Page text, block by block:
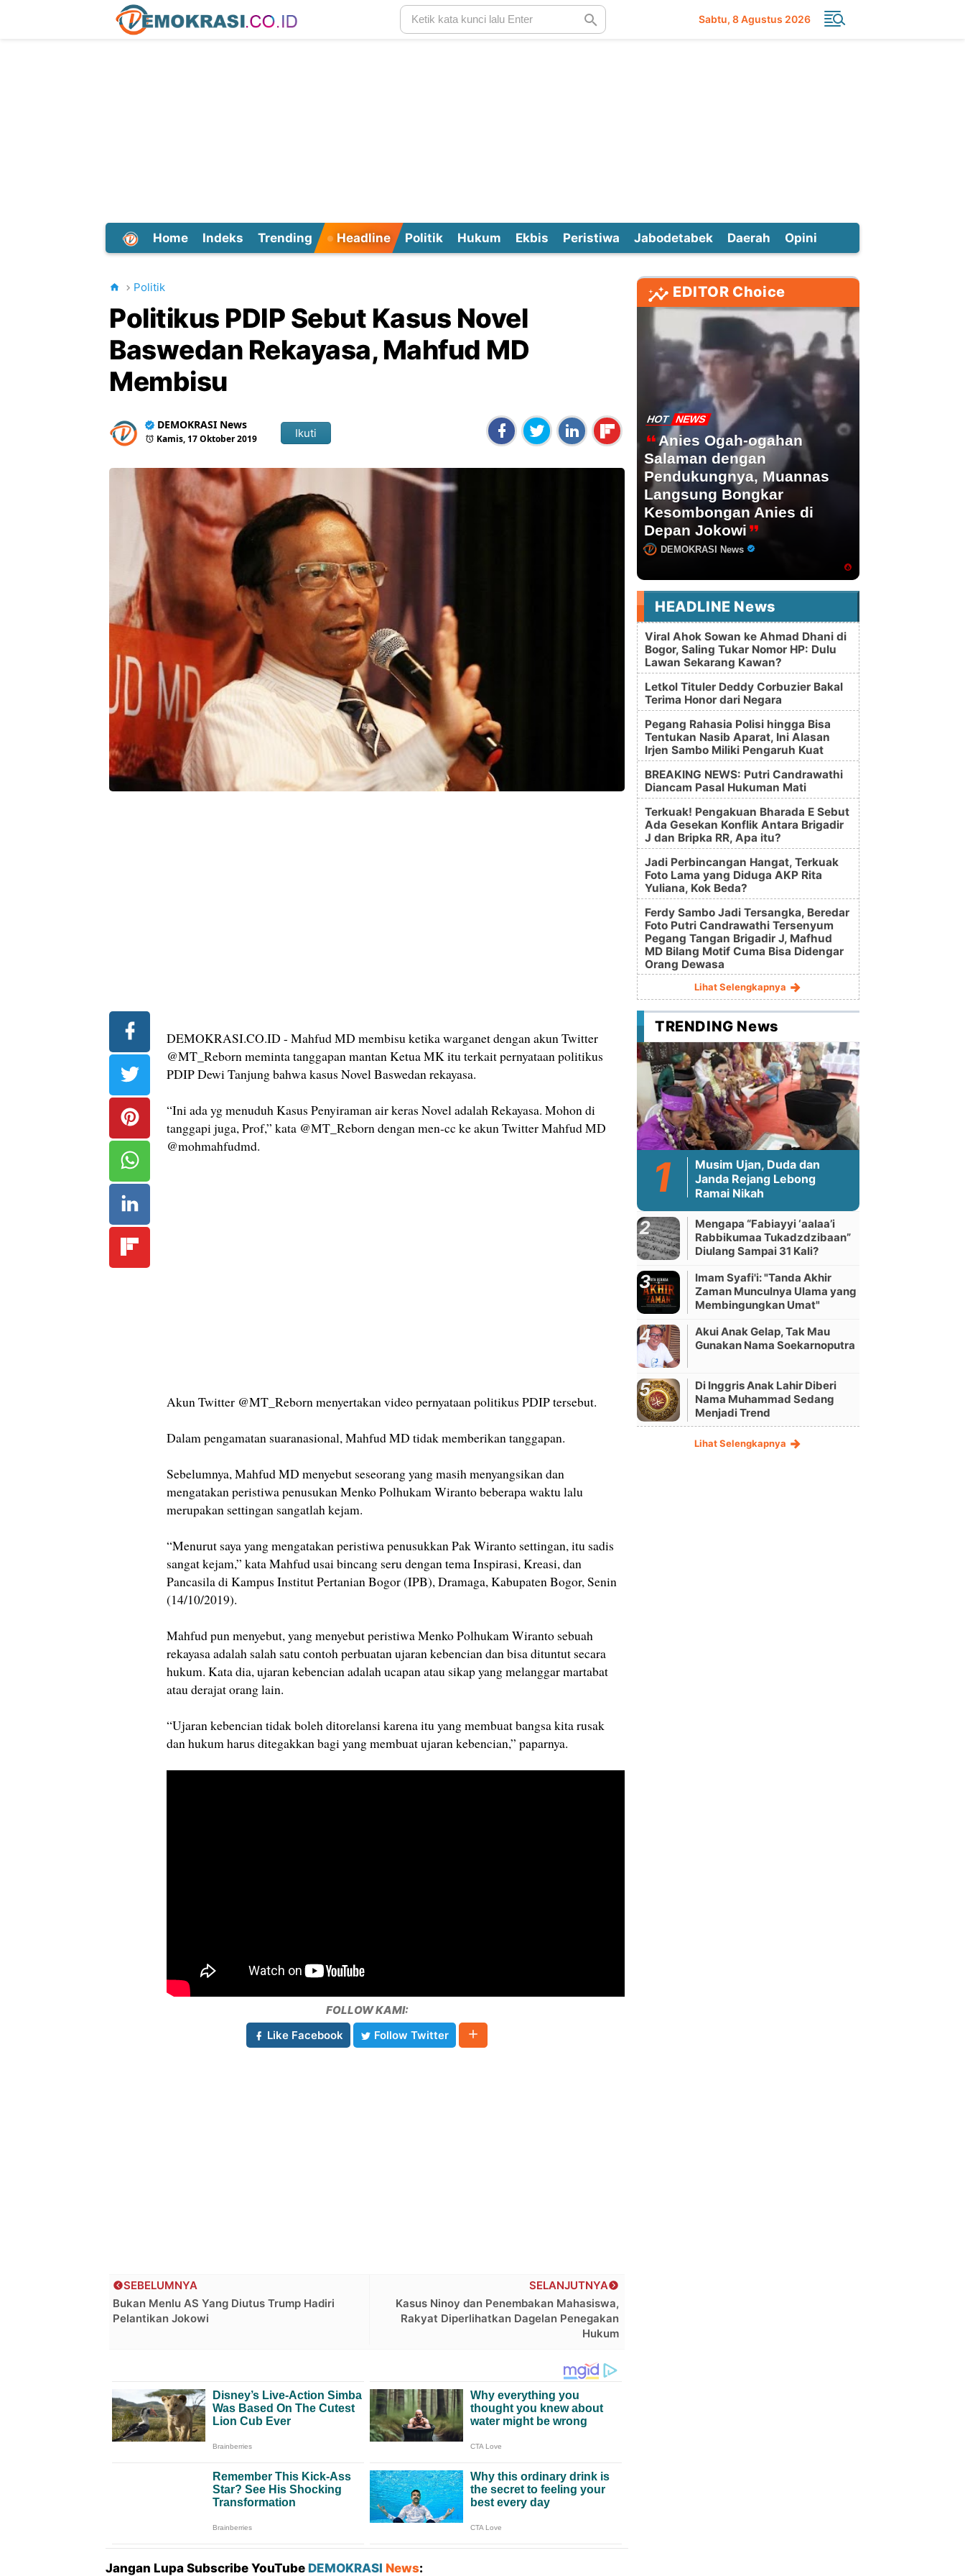
Sabtu 8 Agustus 2026
Home Indeks Trending Headline Politik Hukum Ekbis Peristiwa Jabodetabek Daerah Opini
Politik
Politikus PDIP Sebut Kasus Novel
Baswedan Rekayasa, Mahfud MD
Membisu
DEMOKRASI News
Kamis, 17 Oktober 2019 Ikuti
DEMOKRASI.CO.ID - Mahfud MD membisu ketika warganet dengan akun Twitter
@MT_Reborn meminta tanggapan mantan Ketua MK itu terkait pernyataan politikus
PDIP Dewi Tanjung bahwa kasus Novel Baswedan rekayasa.
“Ini ada yg menuduh Kasus Penyiraman air keras Novel adalah Rekayasa. Mohon di
tanggapi juga, Prof,” kata @MT_Reborn dengan men-cc ke akun Twitter Mahfud MD
@mohmahfudmd.
Akun Twitter @MT_Reborn menyertakan video pernyataan politikus PDIP tersebut.
Dalam pengamatan suaranasional, Mahfud MD tidak memberikan tanggapan.
Sebelumnya, Mahfud MD menyebut seseorang yang masih menyangsikan dan
mengatakan peristiwa penusukan Menko Polhukam Wiranto beberapa waktu lalu
merupakan settingan sangatlah kejam.
“Menurut saya yang mengatakan peristiwa penusukkan Pak Wiranto settingan, itu sadis
sangat kejam,” kata Mahfud usai bincang seru dengan tema Inspirasi, Kreasi, dan
Pancasila di Kampus Institut Pertanian Bogor (IPB), Dramaga, Kabupaten Bogor, Senin
(14/10/2019).
Mahfud pun menyebut, yang menyebut peristiwa Menko Polhukam Wiranto sebuah
rekayasa adalah salah satu contoh perbuatan ujaran kebencian dan bisa dituntut secara
hukum. Kata dia, ujaran kebencian adalah ucapan atau sikap yang melanggar martabat
atau derajat orang lain.
“Ujaran kebencian tidak boleh ditorelansi karena itu yang membuat bangsa kita rusak
dan hukum harus ditegakkan bagi yang membuat ujaran kebencian,” paparnya.
FOLLOW KAMI:
Like Facebook
Follow Twitter
SELANJUTNYA
Kasus Ninoy dan Penembakan Mahasiswa,
Rakyat Diperlihatkan Dagelan Penegakan
Hukum
SEBELUMNYA
Bukan Menlu AS Yang Diutus Trump Hadiri
Pelantikan Jokowi
Jangan Lupa Subscribe YouTube DEMOKRASI News:
EDITOR Choice
HOT NEWS
Anies Ogah-ogahan
Salaman dengan
Pendukungnya, Muannas
Langsung Bongkar
Kesombongan Anies di
Depan Jokowi
DEMOKRASI News
HEADLINE News
Viral Ahok Sowan ke Ahmad Dhani di
Bogor, Saling Tukar Nomor HP: Dulu
Lawan Sekarang Kawan?
Letkol Tituler Deddy Corbuzier Bakal
Terima Honor dari Negara
Pegang Rahasia Polisi hingga Bisa
Tentukan Nasib Aparat, Ini Alasan
Irjen Sambo Miliki Pengaruh Kuat
BREAKING NEWS: Putri Candrawathi
Diancam Pasal Hukuman Mati
Terkuak! Pengakuan Bharada E Sebut
Ada Gesekan Konflik Antara Brigadir
J dan Bripka RR, Apa itu?
Jadi Perbincangan Hangat, Terkuak
Foto Lama yang Diduga AKP Rita
Yuliana, Kok Beda?
Ferdy Sambo Jadi Tersangka, Beredar
Foto Putri Candrawathi Tersenyum
Pegang Tangan Brigadir J, Mafhud
MD Bilang Motif Cuma Bisa Didengar
Orang Dewasa
Lihat Selengkapnya
TRENDING News
Musim Ujan, Duda dan
Janda Rejang Lebong
Ramai Nikah
Mengapa “Fabiayyi ‘aalaa’i
Rabbikumaa Tukadzdzibaan”
Diulang Sampai 31 Kali?
Imam Syafi'i: "Tanda Akhir
Zaman Munculnya Ulama yang
Membingungkan Umat"
Akui Anak Gelap, Tak Mau
Gunakan Nama Soekarnoputra
Di Inggris Anak Lahir Diberi
Nama Muhammad Sedang
Menjadi Trend
Lihat Selengkapnya